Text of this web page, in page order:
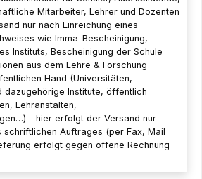
Mitarbeiter, Lehrer und Dozenten
nur nach Einreichung eines
wie Imma-Bescheinigung,
Instituts, Bescheinigung der Schule
aus dem Lehre & Forschung
Hand (Universitäten,
dazugehörige Institute, öffentlich
Lehranstalten,
– hier erfolgt der Versand nur
schriftlichen Auftrages (per Fax, Mail
erfolgt gegen offene Rechnung